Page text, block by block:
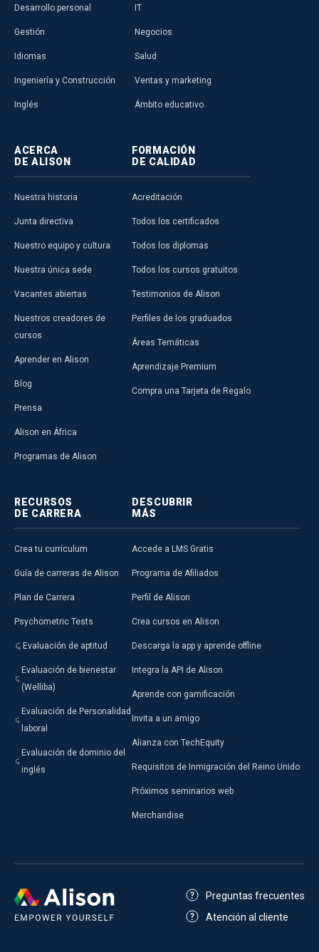
Desarrollo personal
Gestión
Idiomas
Ingeniería y Construcción
Inglés
IT
Negocios
Salud
Ventas y marketing
Ámbito educativo
ACERCA
DE ALISON
Nuestra historia
Junta directiva
Nuestro equipo y cultura
Nuestra única sede
Vacantes abiertas
Nuestros creadores de
cursos
Aprender en Alison
Blog
Prensa
Alison en África
Programas de Alison
FORMACIÓN
DE CALIDAD
Acreditación
Todos los certificados
Todos los diplomas
Todos los cursos gratuitos
Testimonios de Alison
Perfiles de los graduados
Áreas Temáticas
Aprendizaje Premium
Compra una Tarjeta de Regalo
RECURSOS
DE CARRERA
Crea tu currículum
Guía de carreras de Alison
Plan de Carrera
Psychometric Tests
Evaluación de aptitud
Evaluación de bienestar
(Welliba)
Evaluación de Personalidad
laboral
Evaluación de dominio del
inglés
DESCUBRIR
MÁS
Accede a LMS Gratis
Programa de Afiliados
Perfil de Alison
Crea cursos en Alison
Descarga la app y aprende offline
Integra la API de Alison
Aprende con gamificación
Invita a un amigo
Alianza con TechEquity
Requisitos de Inmigración del Reino Unido
Próximos seminarios web
Merchandise
Preguntas frecuentes
Atención al cliente